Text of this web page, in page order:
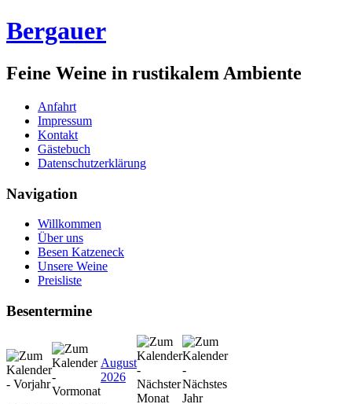
Bergauer
Feine Weine in rustikalem Ambiente
Anfahrt
Impressum
Kontakt
Gästebuch
Datenschutzerklärung
Navigation
Willkommen
Über uns
Besen Katzeneck
Unsere Weine
Preisliste
Besentermine
August
2026